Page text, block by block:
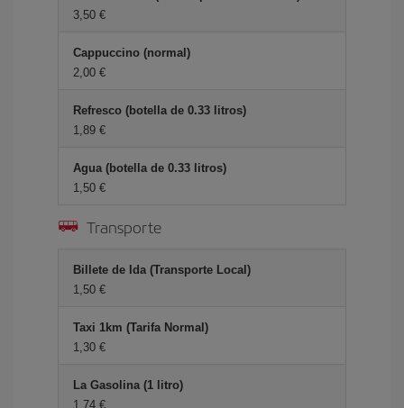
3,50 €
Cappuccino (normal)
2,00 €
Refresco (botella de 0.33 litros)
1,89 €
Agua (botella de 0.33 litros)
1,50 €
Transporte
Billete de Ida (Transporte Local)
1,50 €
Taxi 1km (Tarifa Normal)
1,30 €
La Gasolina (1 litro)
1,74 €